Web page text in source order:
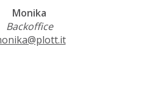
Monika
Backoffice